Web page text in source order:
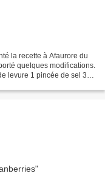
la recette à Afaurore du
quelques modifications.
levure 1 pincée de sel 3